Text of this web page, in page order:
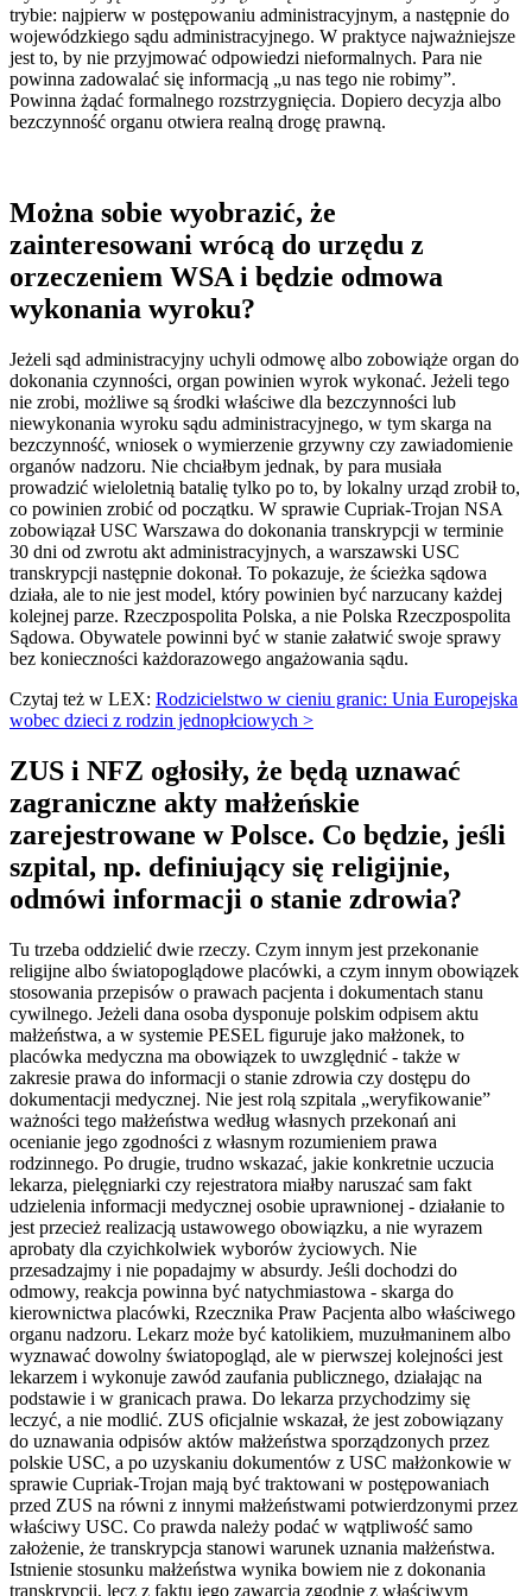
trybie: najpierw w postępowaniu administracyjnym, a następnie do
wojewódzkiego sądu administracyjnego. W praktyce najważniejsze
jest to, by nie przyjmować odpowiedzi nieformalnych. Para nie
powinna zadowalać się informacją „u nas tego nie robimy”.
Powinna żądać formalnego rozstrzygnięcia. Dopiero decyzja albo
bezczynność organu otwiera realną drogę prawną.
Można sobie wyobrazić, że
zainteresowani wrócą do urzędu z
orzeczeniem WSA i będzie odmowa
wykonania wyroku?
Jeżeli sąd administracyjny uchyli odmowę albo zobowiąże organ do
dokonania czynności, organ powinien wyrok wykonać. Jeżeli tego
nie zrobi, możliwe są środki właściwe dla bezczynności lub
niewykonania wyroku sądu administracyjnego, w tym skarga na
bezczynność, wniosek o wymierzenie grzywny czy zawiadomienie
organów nadzoru. Nie chciałbym jednak, by para musiała
prowadzić wieloletnią batalię tylko po to, by lokalny urząd zrobił to,
co powinien zrobić od początku. W sprawie Cupriak-Trojan NSA
zobowiązał USC Warszawa do dokonania transkrypcji w terminie
30 dni od zwrotu akt administracyjnych, a warszawski USC
transkrypcji następnie dokonał. To pokazuje, że ścieżka sądowa
działa, ale to nie jest model, który powinien być narzucany każdej
kolejnej parze. Rzeczpospolita Polska, a nie Polska Rzeczpospolita
Sądowa. Obywatele powinni być w stanie załatwić swoje sprawy
bez konieczności każdorazowego angażowania sądu.
Czytaj też w LEX: Rodzicielstwo w cieniu granic: Unia Europejska
wobec dzieci z rodzin jednopłciowych >
ZUS i NFZ ogłosiły, że będą uznawać
zagraniczne akty małżeńskie
zarejestrowane w Polsce. Co będzie, jeśli
szpital, np. definiujący się religijnie,
odmówi informacji o stanie zdrowia?
Tu trzeba oddzielić dwie rzeczy. Czym innym jest przekonanie
religijne albo światopoglądowe placówki, a czym innym obowiązek
stosowania przepisów o prawach pacjenta i dokumentach stanu
cywilnego. Jeżeli dana osoba dysponuje polskim odpisem aktu
małżeństwa, a w systemie PESEL figuruje jako małżonek, to
placówka medyczna ma obowiązek to uwzględnić - także w
zakresie prawa do informacji o stanie zdrowia czy dostępu do
dokumentacji medycznej. Nie jest rolą szpitala „weryfikowanie”
ważności tego małżeństwa według własnych przekonań ani
ocenianie jego zgodności z własnym rozumieniem prawa
rodzinnego. Po drugie, trudno wskazać, jakie konkretnie uczucia
lekarza, pielęgniarki czy rejestratora miałby naruszać sam fakt
udzielenia informacji medycznej osobie uprawnionej - działanie to
jest przecież realizacją ustawowego obowiązku, a nie wyrazem
aprobaty dla czyichkolwiek wyborów życiowych. Nie
przesadzajmy i nie popadajmy w absurdy. Jeśli dochodzi do
odmowy, reakcja powinna być natychmiastowa - skarga do
kierownictwa placówki, Rzecznika Praw Pacjenta albo właściwego
organu nadzoru. Lekarz może być katolikiem, muzułmaninem albo
wyznawać dowolny światopogląd, ale w pierwszej kolejności jest
lekarzem i wykonuje zawód zaufania publicznego, działając na
podstawie i w granicach prawa. Do lekarza przychodzimy się
leczyć, a nie modlić. ZUS oficjalnie wskazał, że jest zobowiązany
do uznawania odpisów aktów małżeństwa sporządzonych przez
polskie USC, a po uzyskaniu dokumentów z USC małżonkowie w
sprawie Cupriak‑Trojan mają być traktowani w postępowaniach
przed ZUS na równi z innymi małżeństwami potwierdzonymi przez
właściwy USC. Co prawda należy podać w wątpliwość samo
założenie, że transkrypcja stanowi warunek uznania małżeństwa.
Istnienie stosunku małżeństwa wynika bowiem nie z dokonania
transkrypcji, lecz z faktu jego zawarcia zgodnie z właściwym